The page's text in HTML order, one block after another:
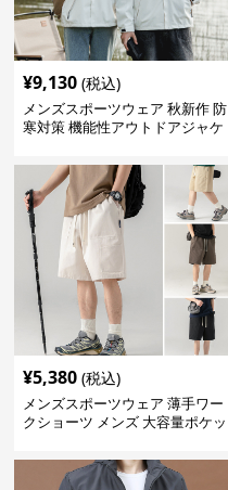
¥9,130 (税込)
メンズスポーツウェア 秋新作 防
寒対策 機能性アウトドアジャケ
¥5,380 (税込)
メンズスポーツウェア 薄手ワー
クショーツ メンズ 大容量ポケッ